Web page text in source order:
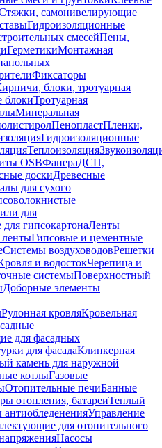
самонивелирующие
Гидроизоляционные
смесейПены,
ГерметикиМонтажная
Фиксаторы
блоки, тротуарная
блокиТротуарная
Минеральная
ПенопластПленки,
Гидроизоляционные
Теплоизоляция
OSBФанераДСП,
доскиДревесные
для сухого
для
гипсокартонаЛенты
лентыГипсовые и цементные
Системы воздуховодовРешетки
и водостокЧерепица и
системыПоверхностный
Доборные элементы
Рулонная кровляКровельная
для фасадных
для фасадаКлинкерная
камень для наружной
котлыГазовые
Отопительные печиБанные
отопления, батареиТеплый
Управление
для отопительного
Насосы